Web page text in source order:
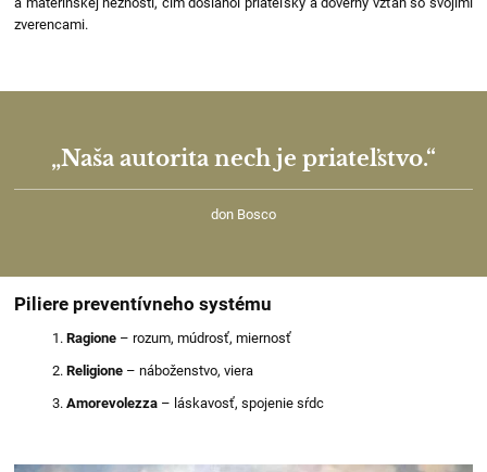
zverencami.
„Naša autorita nech je priateľstvo.“
don Bosco
Piliere preventívneho systému
Ragione – rozum, múdrosť, miernosť
Religione – náboženstvo, viera
Amorevolezza – láskavosť, spojenie sŕdc